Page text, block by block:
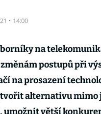
· 14:00
na
postupů při
na prosazení
alternativu mimo
umožnit větší